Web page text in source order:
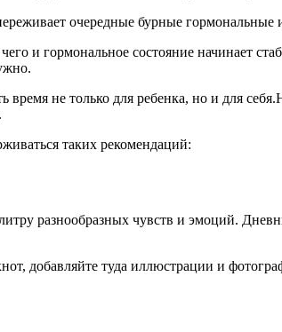
очередные бурные
и гормональное состояние начинает
не только для ребенка, но и для
таких рекомендаций:
разнообразных чувств и эмоций.
добавляйте туда иллюстрации и